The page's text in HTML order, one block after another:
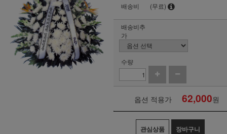
배송비
(무료)
배송비추
가
수량
옵션 적용가 62,000원
관심상품 장바구니